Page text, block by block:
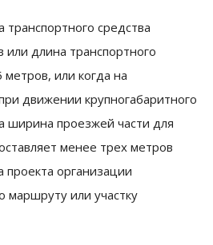
транспортного средства
длина транспортного
или когда на
движении крупногабаритного
ширина проезжей части для
менее трех метров
организации
или участку